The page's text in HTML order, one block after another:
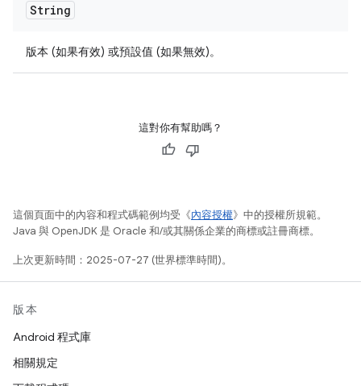
String
版本 (如果有效) 或預設值 (如果無效)。
這對你有幫助嗎？
這個頁面中的內容和程式碼範例均受《內容授權》中的授權所規範。
Java 與 OpenJDK 是 Oracle 和/或其關係企業的商標或註冊商標。
上次更新時間：2025-07-27 (世界標準時間)。
版本
Android 程式庫
相關規定